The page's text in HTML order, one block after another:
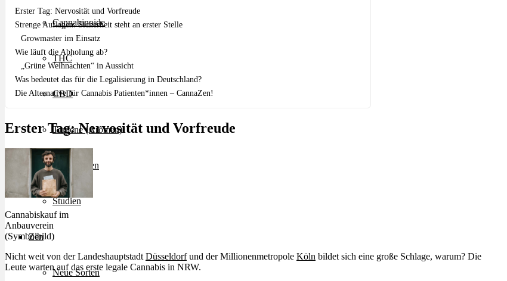
Cannabinoide
THC
CBD
Terpene (Aromen)
Krankheiten
Studien
Zen
Neue Sorten
Erster Tag: Nervosität und Vorfreude
Strenge Auflagen: Sicherheit steht an erster Stelle
Growmaster im Einsatz
Wie läuft die Abholung ab?
„Grüne Weihnachten“ in Aussicht
Was bedeutet das für die Legalisierung in Deutschland?
Die Alternative für Cannabis Patienten*innen – CannaZen!
Erster Tag: Nervosität und Vorfreude
Cannabiskauf im
Anbauverein
(Symbolbild)
Nicht weit von der Landeshauptstadt Düsseldorfund der Millionenmetropole Köln bildet sich eine große Schlage, warum? Die
Leute warten auf das erste legale Cannabis in NRW.